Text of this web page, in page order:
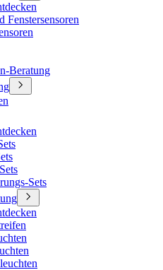
Fenstersensoren
Beratung
Sets